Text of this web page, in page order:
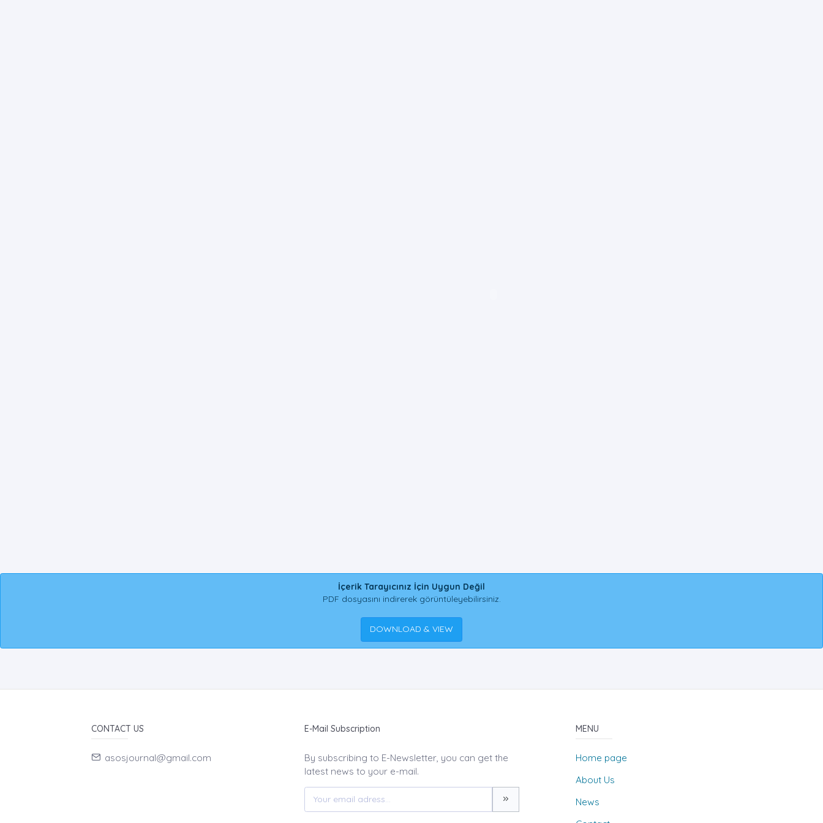
İçerik Tarayıcınız İçin Uygun Değil
PDF dosyasını indirerek görüntüleyebilirsiniz.
DOWNLOAD & VIEW
CONTACT US
asosjournal@gmail.com
E-Mail Subscription
By subscribing to E-Newsletter, you can get the
latest news to your e-mail.
MENU
Home page
About Us
News